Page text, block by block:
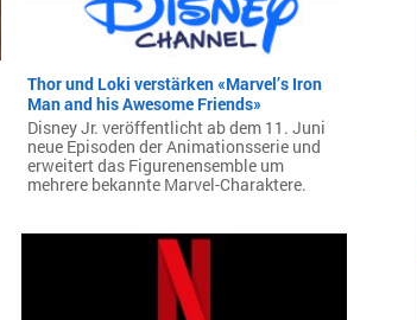
Thor und Loki verstärken «Marvel’s Iron
Man and his Awesome Friends»
Disney Jr. veröffentlicht ab dem 11. Juni
neue Episoden der Animationsserie und
erweitert das Figurenensemble um
mehrere bekannte Marvel-Charaktere.